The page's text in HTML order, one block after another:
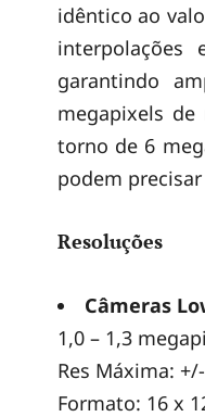
g
i
t
a
i
s
idêntico ao
garantindo
megapixels
torno de 6
podem
Resoluções
Câmeras
1,0 – 1,3
Res Máxima:
Formato: 16 x